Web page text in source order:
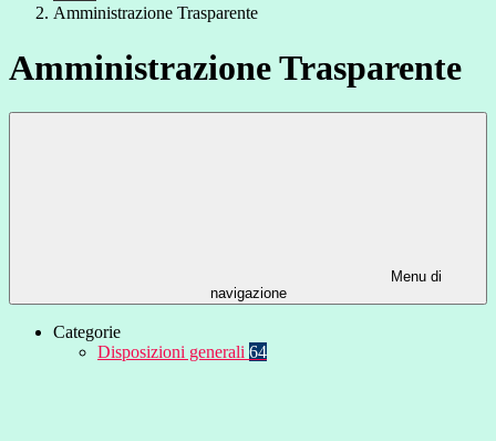
Amministrazione Trasparente
Amministrazione Trasparente
Menu di
navigazione
Categorie
Disposizioni generali 64